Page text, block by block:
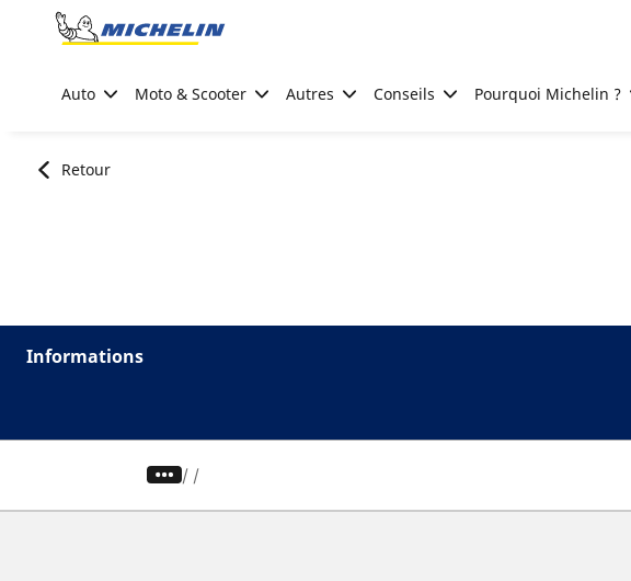
Go to page content
Auto Moto & Scooter Autres Conseils Pourquoi Michelin ?
Retour
Informations
/